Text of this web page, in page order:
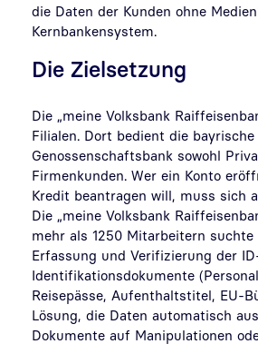
die Daten der Kunden ohne
Kernbankensystem.
Die Zielsetzung
Die „meine Volksbank
Filialen. Dort bedient die bayrische
Genossenschaftsbank sowohl
Firmenkunden. Wer ein Konto
Kredit beantragen will, muss sich
Die „meine Volksbank
mehr als 1250 Mitarbeitern
Erfassung und Verifizierung der
Identifikationsdokumente
Reisepässe, Aufenthaltstitel, EU-
Lösung, die Daten automatisch
Dokumente auf Manipulationen